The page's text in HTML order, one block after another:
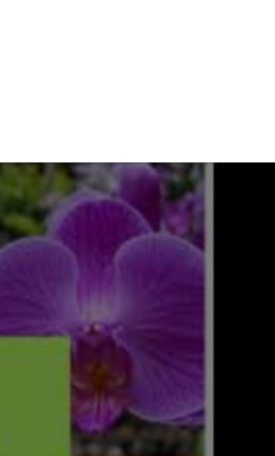
ou jardim.